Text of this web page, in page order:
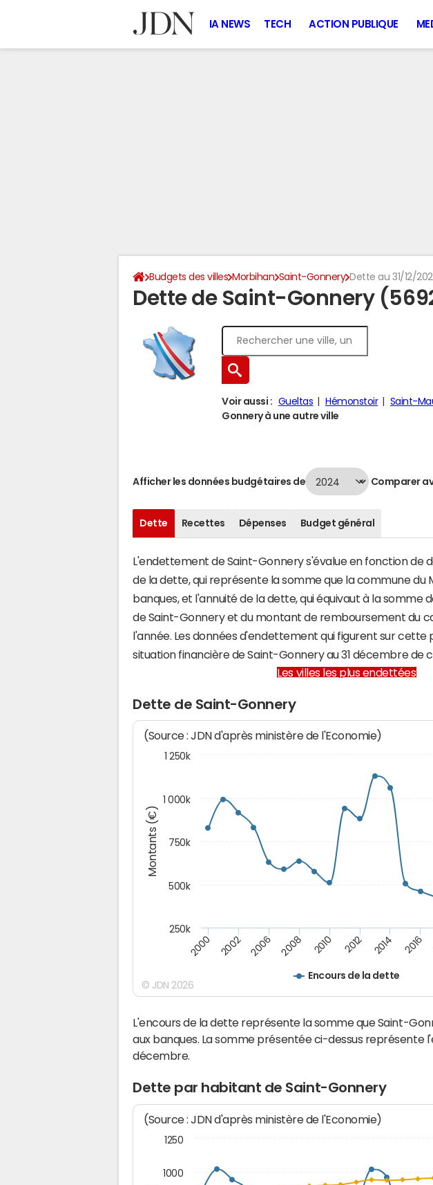
IA NEWS TECH ACTION PUBLIQUE
Budgets des villes Morbihan Saint-Gonnery Dette au 31/12/
Dette de Saint-Gonnery
Voir aussi : Gueltas Hémonstoir Saint-
Gonnery à une autre ville
Afficher les données budgétaires de Comparer
Dette Recettes Dépenses Budget général
L'endettement de Saint-Gonnery s'évalue en fonction de
de la dette, qui représente la somme que la commune du
banques, et l'annuité de la dette, qui équivaut à la somme
de Saint-Gonnery et du montant de remboursement du
l'année. Les données d'endettement qui figurent sur
situation financière de Saint-Gonnery au 31 décembre de
Les villes les plus endettées
Dette de Saint-Gonnery
Montants (€)
(Source : JDN d'après ministère de l'Economie)
Encours de la dette
2000 2002 2006 2008 2010 2012 2014 2016
250k
500k
750k
1 000k
1 250k
© JDN 2026
L'encours de la dette représente la somme que Saint-
aux banques. La somme présentée ci-dessus représente
décembre.
Dette par habitant de Saint-Gonnery
(Source : JDN d'après ministère de l'Economie)
1000
1250